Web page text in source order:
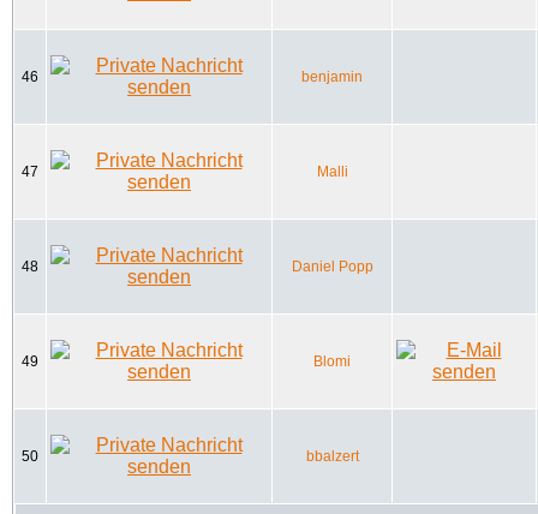
46 benjamin
47 Malli
48 Daniel Popp
49 Blomi
50 bbalzert